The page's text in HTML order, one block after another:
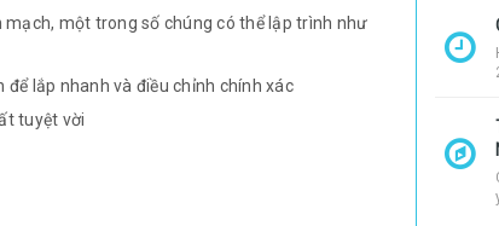
mạch, một trong số chúng có thể lập trình như
để lắp nhanh và điều chỉnh chính xác
tuyệt vời